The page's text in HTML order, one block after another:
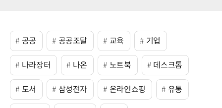
공공 공공조달 교육 기업
나라장터 나온 노트북 데스크톱
도서 삼성전자 온라인쇼핑 유통